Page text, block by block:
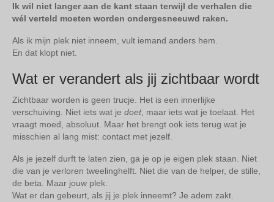
Ik wil niet langer aan de kant staan terwijl de verhalen die
wél verteld moeten worden ondergesneeuwd raken.
Als ik mijn plek niet inneem, vult iemand anders hem.
En dat klopt niet.
Wat er verandert als jij zichtbaar wordt
Zichtbaar worden is geen trucje. Het is een innerlijke
verschuiving. Niet iets wat je doet, maar iets wat je toelaat. Het
vraagt moed, absoluut. Maar het brengt ook iets terug wat je
misschien al lang mist: contact met jezelf.
Als je jezelf durft te laten zien, ga je op je eigen plek staan. Niet
die van je verloren tweelinghelft. Niet die van de helper, de stille,
de beta. Maar jouw plek.
Wat er dan gebeurt, als jij je plek inneemt? Je adem zakt.